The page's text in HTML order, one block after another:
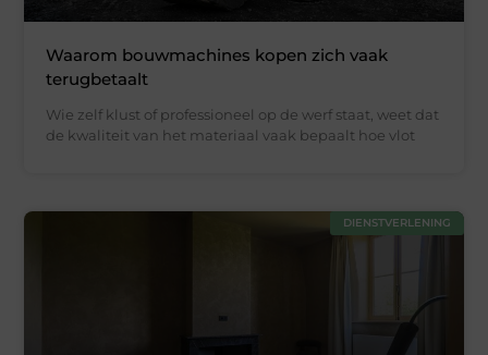
Waarom bouwmachines kopen zich vaak
terugbetaalt
Wie zelf klust of professioneel op de werf staat, weet dat
de kwaliteit van het materiaal vaak bepaalt hoe vlot
DIENSTVERLENING